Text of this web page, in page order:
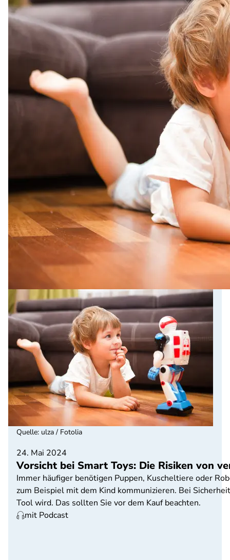
24. Mai 2024
Vorsicht bei Smart Toys: Die Risiken von
Immer häufiger benötigen Puppen, Kuscheltiere oder
zum Beispiel mit dem Kind kommunizieren. Bei
Tool wird. Das sollten Sie vor dem Kauf beachten.
mit Podcast
Quelle: ulza / Fotolia